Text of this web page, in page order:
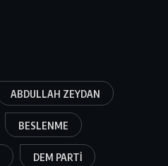
ABDULLAH ZEYDAN
BESLENME
DEM PARTI